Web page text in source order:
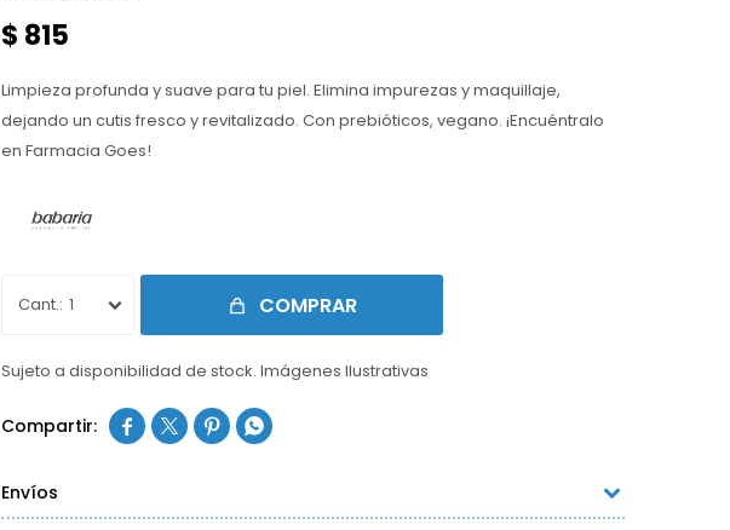
$ 815
Limpieza profunda y suave para tu piel. Elimina impurezas y maquillaje,
dejando un cutis fresco y revitalizado. Con prebióticos, vegano. ¡Encuéntralo
en Farmacia Goes!
1 COMPRAR
Sujeto a disponibilidad de stock. Imágenes Ilustrativas
   
Envíos